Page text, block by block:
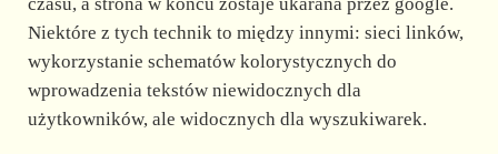
Niektóre z tych technik to między innymi: sieci linków,
wykorzystanie schematów kolorystycznych do
wprowadzenia tekstów niewidocznych dla
użytkowników, ale widocznych dla wyszukiwarek.